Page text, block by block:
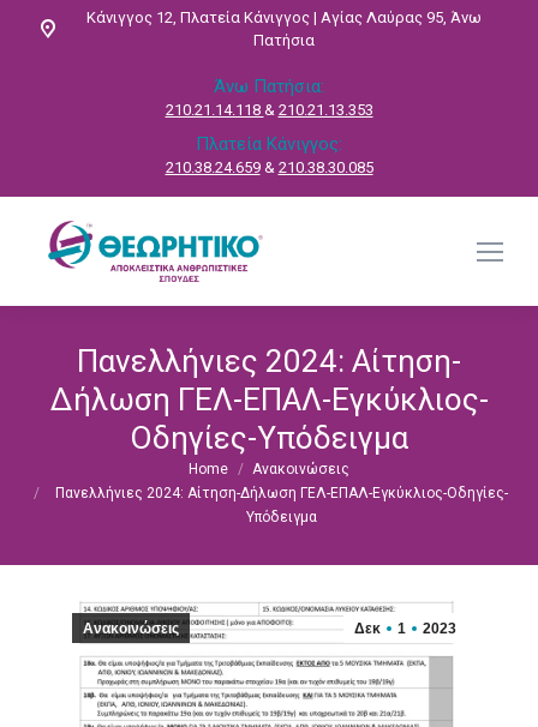
Κάνιγγος 12, Πλατεία Κάνιγγος | Αγίας Λαύρας 95, Άνω
Πατήσια
Άνω Πατήσια:
210.21.14.118 & 210.21.13.353
Πλατεία Κάνιγγος:
210.38.24.659& 210.38.30.085
Πανελλήνιες 2024: Αίτηση-
Δήλωση ΓΕΛ-ΕΠΑΛ-Εγκύκλιος-
Οδηγίες-Υπόδειγμα
Home
Ανακοινώσεις
Πανελλήνιες 2024: Αίτηση-Δήλωση ΓΕΛ-ΕΠΑΛ-Εγκύκλιος-Οδηγίες-
Υπόδειγμα
Δεκ 1 2023
Ανακοινώσεις